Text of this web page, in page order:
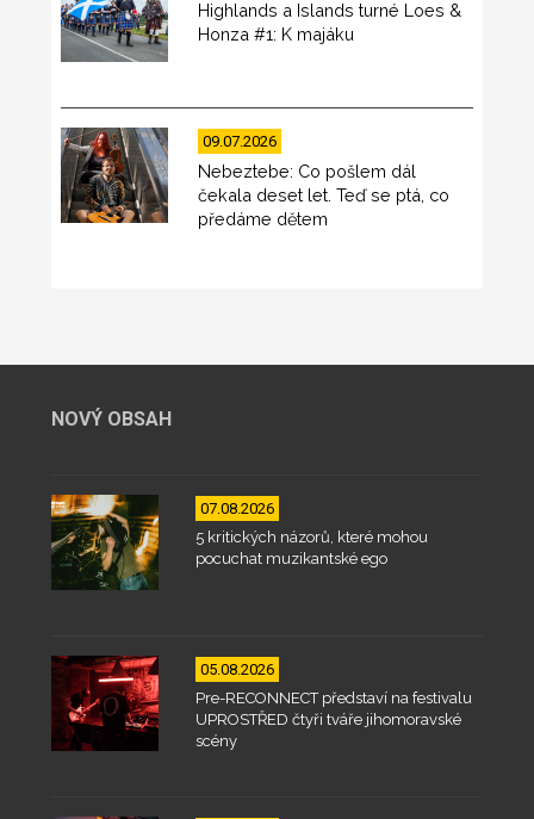
Highlands a Islands turné Loes &
Honza #1: K majáku
09.07.2026
Nebeztebe: Co pošlem dál
čekala deset let. Teď se ptá, co
předáme dětem
NOVÝ OBSAH
07.08.2026
5 kritických názorů, které mohou
pocuchat muzikantské ego
05.08.2026
Pre-RECONNECT představí na festivalu
UPROSTŘED čtyři tváře jihomoravské
scény